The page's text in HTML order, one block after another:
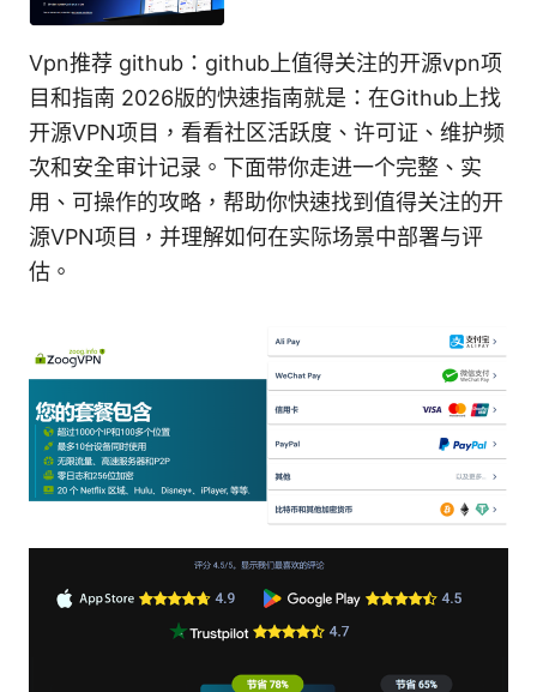
Vpn推荐 github：github上值得关注的开源vpn项
目和指南 2026版的快速指南就是：在Github上找
开源VPN项目，看看社区活跃度、许可证、维护频
次和安全审计记录。下面带你走进一个完整、实
用、可操作的攻略，帮助你快速找到值得关注的开
源VPN项目，并理解如何在实际场景中部署与评
估。